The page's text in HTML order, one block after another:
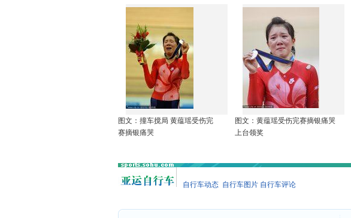
图文：撞车搅局 黄蕴瑶受伤完
赛摘银痛哭
图文：黄蕴瑶受伤完赛摘银痛哭
上台领奖
自行车动态 自行车图片 自行车评论